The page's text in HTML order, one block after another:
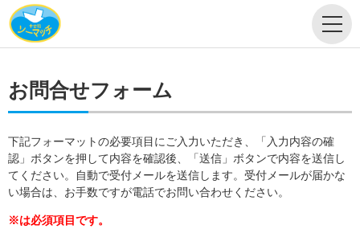
お問合せフォーム
下記フォーマットの必要項目にご入力いただき、「入力内容の確
認」ボタンを押して内容を確認後、「送信」ボタンで内容を送信し
てください。自動で受付メールを送信します。受付メールが届かな
い場合は、お手数ですが電話でお問い合わせください。
※は必須項目です。